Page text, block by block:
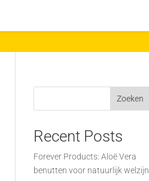
Zoeken
Recent Posts
Forever Products: Aloë Vera
benutten voor natuurlijk welzijn